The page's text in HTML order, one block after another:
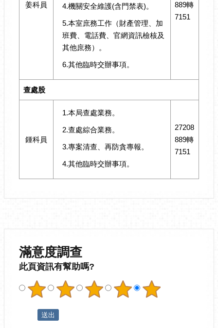
姜科員 4.機關安全維護(含門禁表)。
5.本室庶務工作（財產管理、加
班費、電話費、官網資訊檢核及
其他庶務）。
6.其他臨時交辦事項。
889轉
7151
查處股
鍾科員
1.本局查處業務。
2.查處綜合業務。
3.專案清查、再防貪專報。
4.其他臨時交辦事項。
27208
889轉
7151
滿意度調查
此頁資訊有幫助嗎?